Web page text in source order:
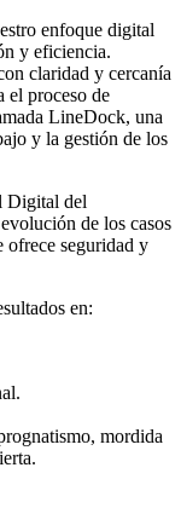
enfoque digital
y eficiencia.
claridad y cercanía
el proceso de
LineDock, una
y la gestión de los
Digital del
de los casos
ofrece seguridad y
en:
mordida